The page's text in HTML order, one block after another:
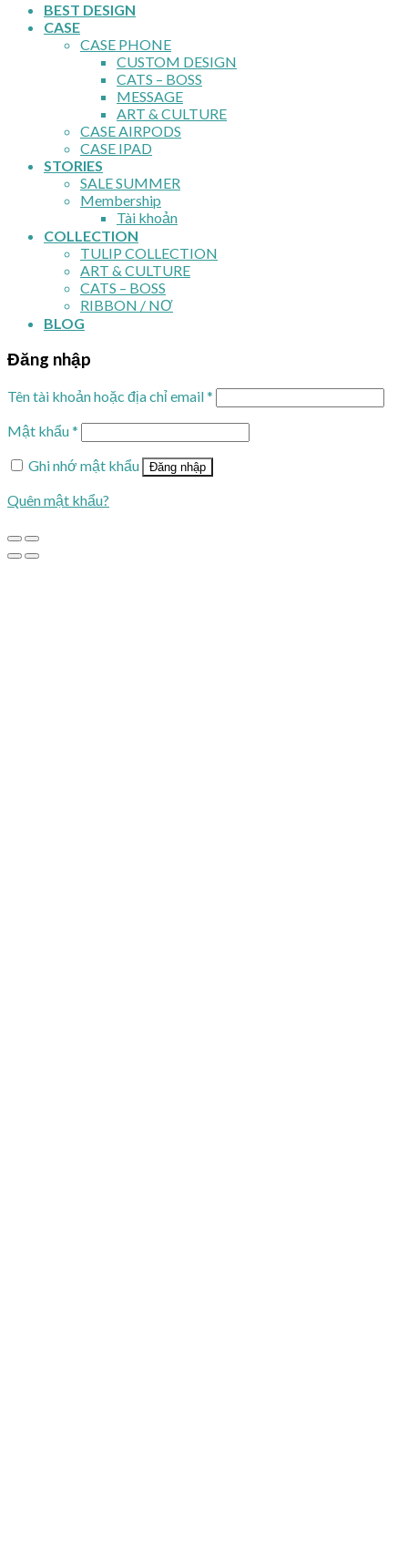
BEST DESIGN
CASE
CASE PHONE
CUSTOM DESIGN
CATS – BOSS
MESSAGE
ART & CULTURE
CASE AIRPODS
CASE IPAD
STORIES
SALE SUMMER
Membership
Tài khoản
COLLECTION
TULIP COLLECTION
ART & CULTURE
CATS – BOSS
RIBBON / NƠ
BLOG
Đăng nhập
Tên tài khoản hoặc địa chỉ email*
Mật khẩu*
Ghi nhớ mật khẩu
Đăng nhập
Quên mật khẩu?